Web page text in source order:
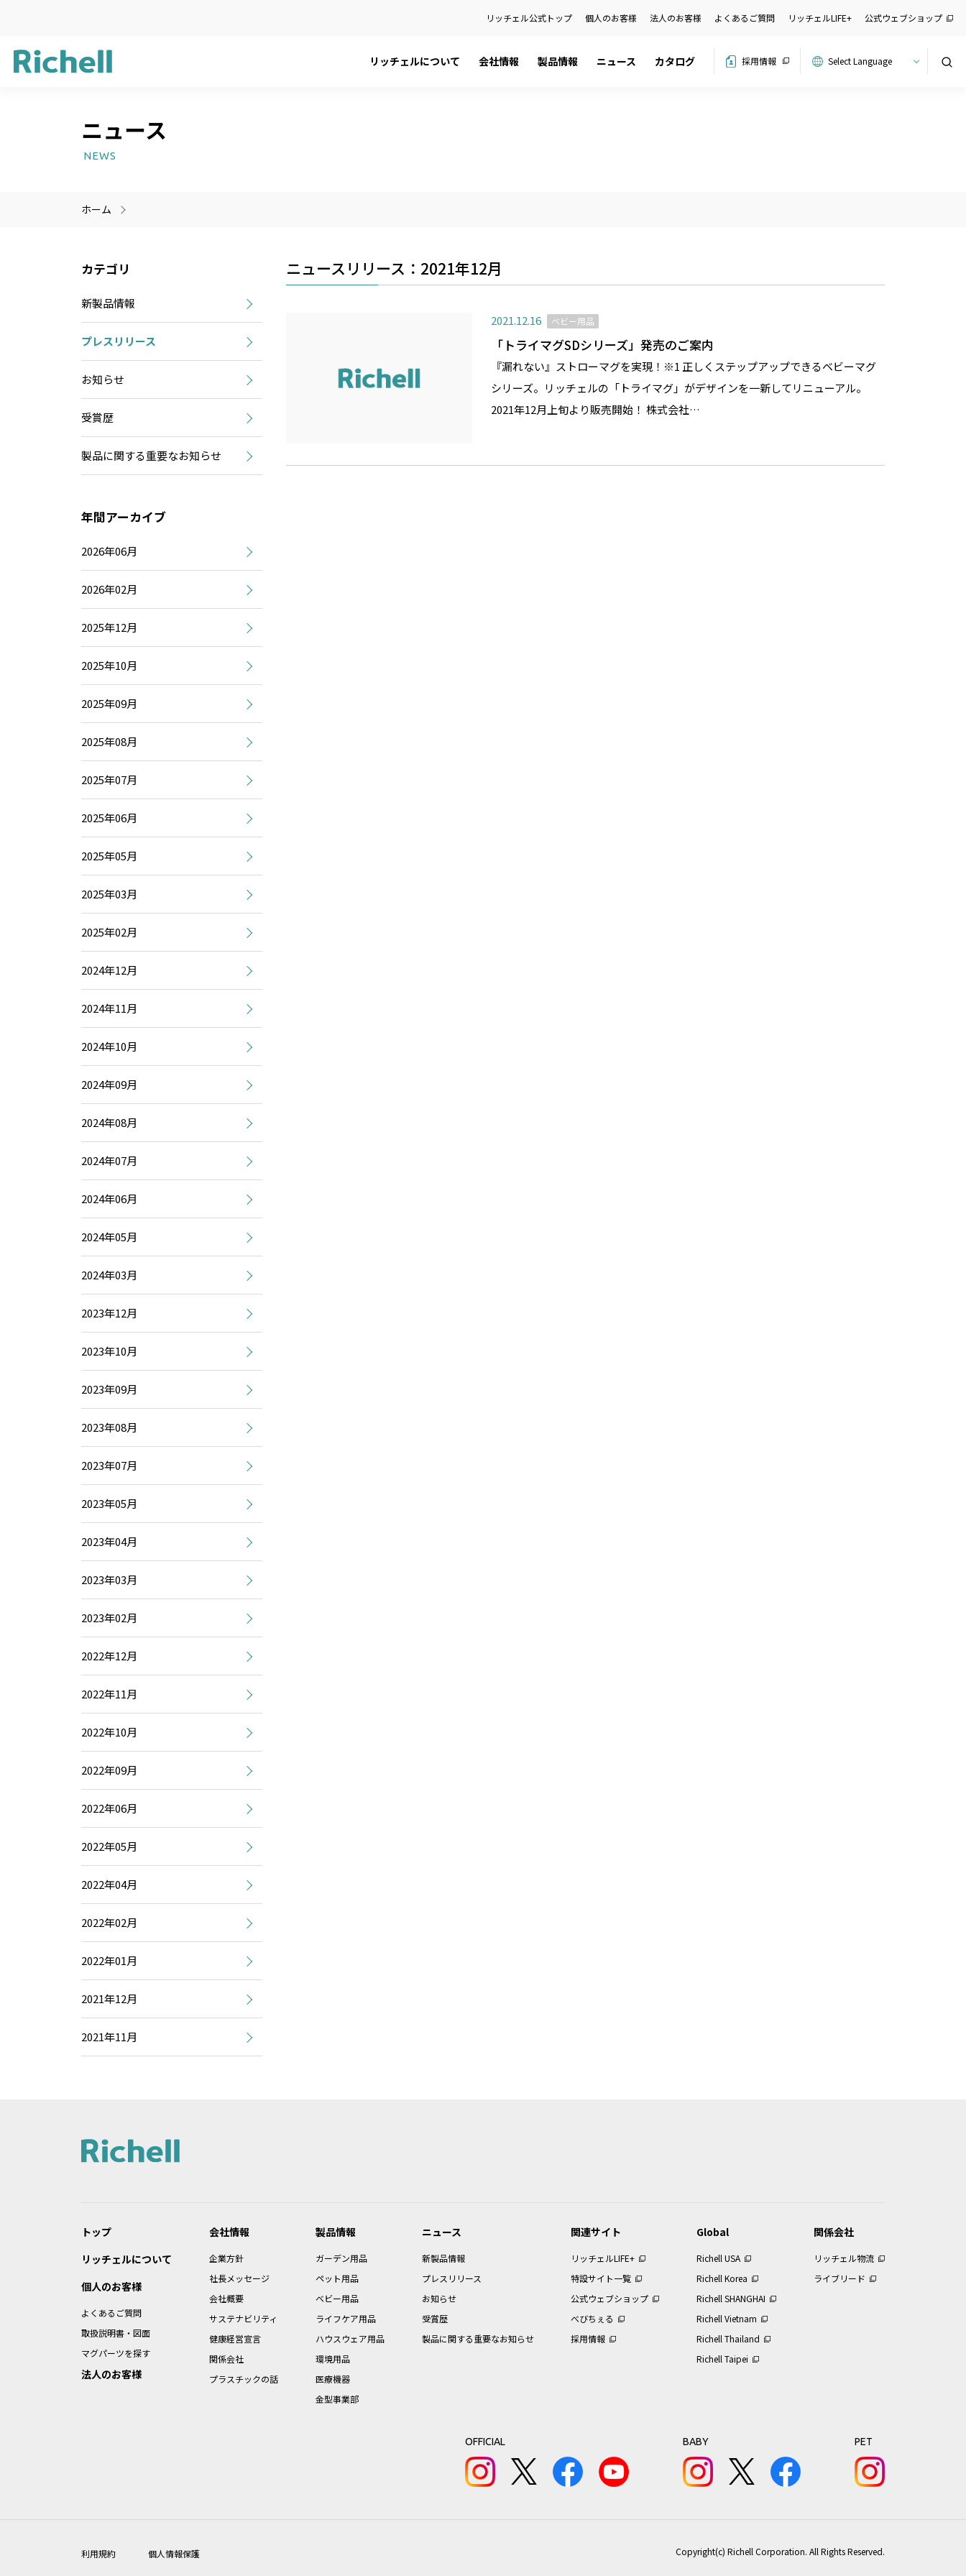
リッチェル公式トップ 個人のお客様 法人のお客様 よくあるご質問 リッチェルLIFE+ 公式ウェブショップ
リッチェルについて 会社情報 製品情報 ニュース カタログ 採用情報
ニュース
NEWS
ホーム
ニュースリリース：2021年12月
2021.12.16 ベビー用品
「トライマグSDシリーズ」発売のご案内
『漏れない』ストローマグを実現！※1 正しくステップアップできるベビーマグ
シリーズ。リッチェルの「トライマグ」がデザインを一新してリニューアル。
2021年12月上旬より販売開始！ 株式会社…
カテゴリ
新製品情報
プレスリリース
お知らせ
受賞歴
製品に関する重要なお知らせ
年間アーカイブ
2026年06月
2026年02月
2025年12月
2025年10月
2025年09月
2025年08月
2025年07月
2025年06月
2025年05月
2025年03月
2025年02月
2024年12月
2024年11月
2024年10月
2024年09月
2024年08月
2024年07月
2024年06月
2024年05月
2024年03月
2023年12月
2023年10月
2023年09月
2023年08月
2023年07月
2023年05月
2023年04月
2023年03月
2023年02月
2022年12月
2022年11月
2022年10月
2022年09月
2022年06月
2022年05月
2022年04月
2022年02月
2022年01月
2021年12月
2021年11月
トップ
リッチェルについて
個人のお客様
よくあるご質問
取扱説明書・図面
マグパーツを探す
法人のお客様
会社情報
企業方針
社長メッセージ
会社概要
サステナビリティ
健康経営宣言
関係会社
プラスチックの話
製品情報
ガーデン用品
ペット用品
ベビー用品
ライフケア用品
ハウスウェア用品
環境用品
医療機器
金型事業部
ニュース
新製品情報
プレスリリース
お知らせ
受賞歴
製品に関する重要なお知らせ
関連サイト
リッチェルLIFE+
特設サイト一覧
公式ウェブショップ
べびちぇる
採用情報
Global
Richell USA
Richell Korea
Richell SHANGHAI
Richell Vietnam
Richell Thailand
Richell Taipei
関係会社
リッチェル物流
ライブリード
OFFICIAL BABY PET
利用規約 個人情報保護 Copyright(c) Richell Corporation. All Rights Reserved.